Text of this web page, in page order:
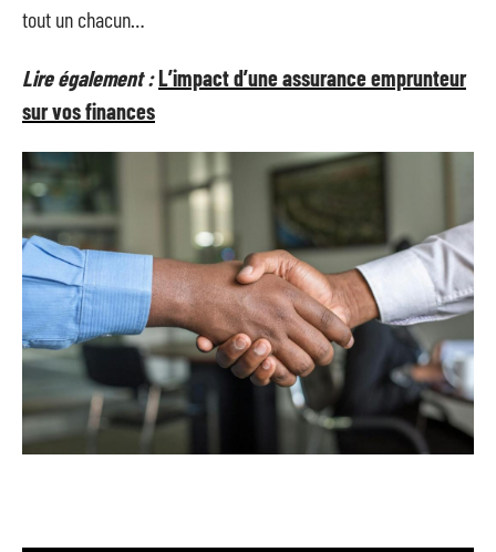
tout un chacun…
Lire également :L’impact d’une assurance emprunteur
sur vos finances